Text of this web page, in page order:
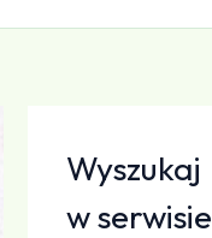
Wyszukaj
w serwisie